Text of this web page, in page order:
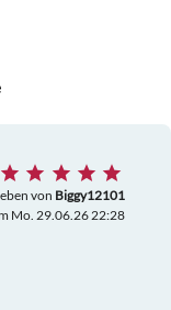
von Biggy12101
Mo. 29.06.26 22:28